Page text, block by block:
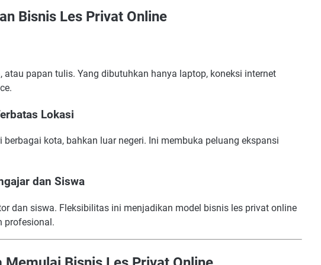
Bisnis Les Privat Online
atau papan tulis. Yang dibutuhkan hanya laptop, koneksi internet
Lokasi
kota, bahkan luar negeri. Ini membuka peluang ekspansi
dan Siswa
dan siswa. Fleksibilitas ini menjadikan model bisnis les privat online
profesional.